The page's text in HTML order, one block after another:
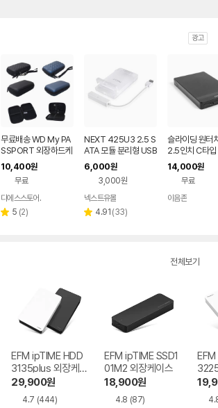
광고
무료배송 WD My PA
SSPORT 외장하드케
이스 파우치 마이 패스
포트
10,400원
무료
디에스스토어.
별 5 리
(2)
NEXT 425U3 2.5 S
ATA 모듈 분리형 USB
3.0 외장하드 케이스
6,000원
3,000원
넥스트유몰
별 4.91 리
(33)
슬라이딩 원터
2.5인치 C타입
드케이스
14,000원
무료
이음존
전체보기
EFM ipTIME HDD
3135plus 외장케
이스
29,900원
4.7 (444)
EFM ipTIME SSD1
01M2 외장케이스
18,900원
4.8 (87)
이스